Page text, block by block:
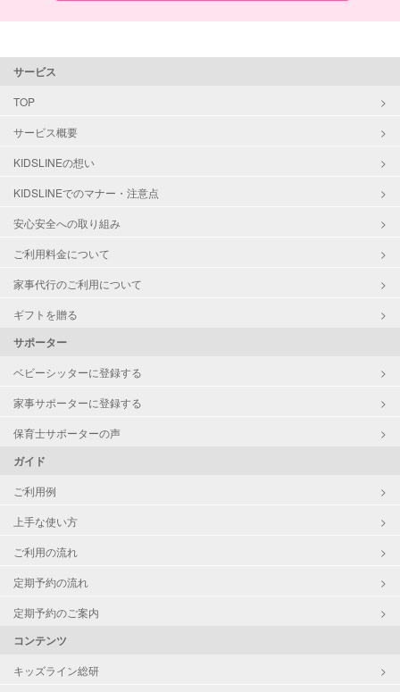
サービス
TOP
サービス概要
KIDSLINEの想い
KIDSLINEでのマナー・注意点
安心安全への取り組み
ご利用料金について
家事代行のご利用について
ギフトを贈る
サポーター
ベビーシッターに登録する
家事サポーターに登録する
保育士サポーターの声
ガイド
ご利用例
上手な使い方
ご利用の流れ
定期予約の流れ
定期予約のご案内
コンテンツ
キッズライン総研